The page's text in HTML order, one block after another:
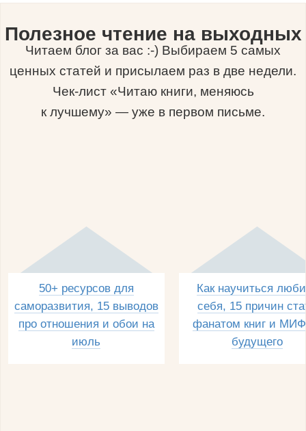
Полезное чтение на выходных
Читаем блог за вас :-) Выбираем 5 самых
ценных статей и присылаем раз в две недели.
Чек-лист «Читаю книги, меняюсь
к лучшему» — уже в первом письме.
50+ ресурсов для
саморазвития, 15 выводов
про отношения и обои на
июль
Как научиться
себя, 15 причин
фанатом книг и
будущего